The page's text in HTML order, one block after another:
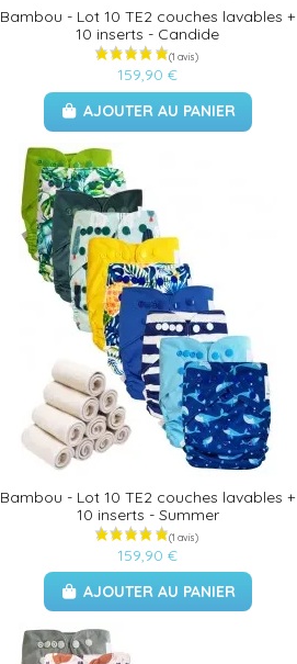
Bambou - Lot 10 TE2 couches lavables +
10 inserts - Candide
159,90 €
AJOUTER AU PANIER
Bambou - Lot 10 TE2 couches lavables +
10 inserts - Summer
159,90 €
AJOUTER AU PANIER